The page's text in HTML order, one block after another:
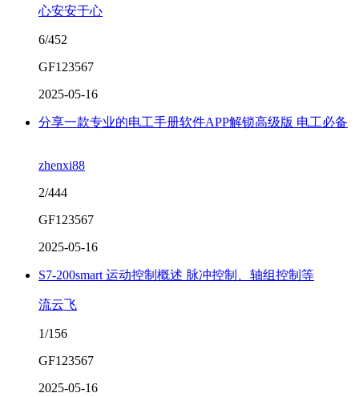
心安安于心
6/452
GF123567
2025-05-16
分享一款专业的电工手册软件APP解锁高级版 电工必备
zhenxi88
2/444
GF123567
2025-05-16
S7-200smart 运动控制概述 脉冲控制、轴组控制等
流云飞
1/156
GF123567
2025-05-16